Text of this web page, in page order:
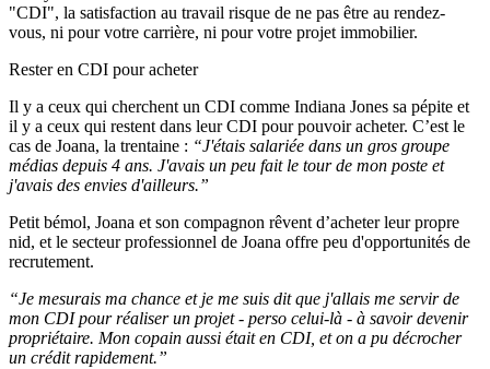
"CDI", la satisfaction au travail risque de ne pas être au rendez-
vous, ni pour votre carrière, ni pour votre projet immobilier.
Rester en CDI pour acheter
Il y a ceux qui cherchent un CDI comme Indiana Jones sa pépite et
il y a ceux qui restent dans leur CDI pour pouvoir acheter. C’est le
cas de Joana, la trentaine : “J'étais salariée dans un gros groupe
médias depuis 4 ans. J'avais un peu fait le tour de mon poste et
j'avais des envies d'ailleurs.”
Petit bémol, Joana et son compagnon rêvent d’acheter leur propre
nid, et le secteur professionnel de Joana offre peu d'opportunités de
recrutement.
“Je mesurais ma chance et je me suis dit que j'allais me servir de
mon CDI pour réaliser un projet - perso celui-là - à savoir devenir
propriétaire. Mon copain aussi était en CDI, et on a pu décrocher
un crédit rapidement.”